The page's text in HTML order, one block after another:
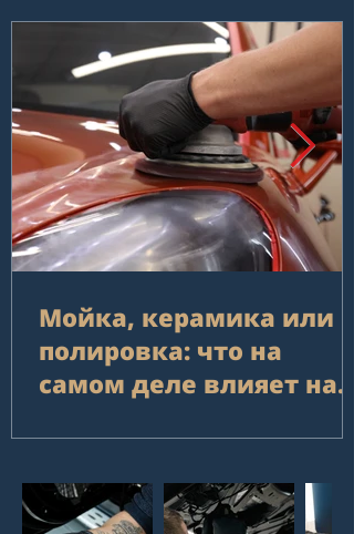
Мойка, керамика или
полировка: что на
самом деле влияет на
автомобиля в
долгосрочной
перспективе